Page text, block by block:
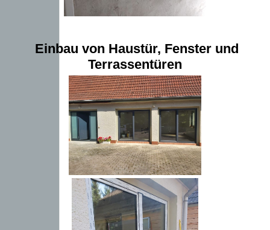
Einbau von Haustür, Fenster und
Terrassentüren